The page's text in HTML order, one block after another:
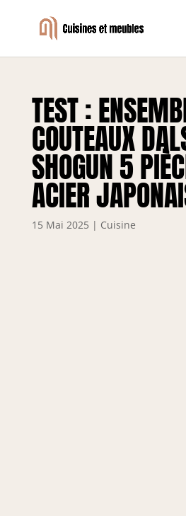
TEST :
COUTEAUX
SHOGUN 5
ACIER
15 Mai 2025 | Cuisine